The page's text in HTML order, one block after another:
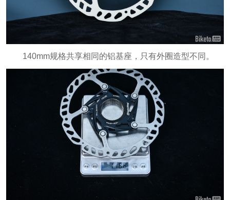
140mm规格共享相同的铝基座，只有外圈造型不同。